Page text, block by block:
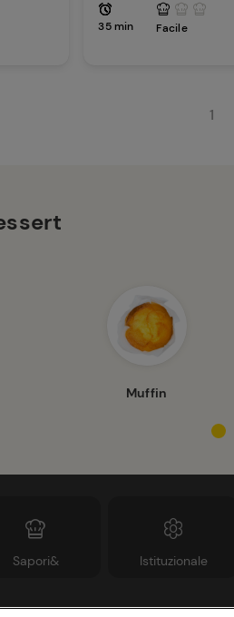
35 min Facile
1
Muffin
Sapori& Istituzionale